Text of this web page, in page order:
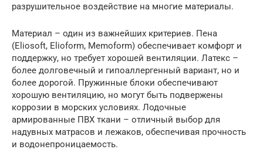
разрушительное воздействие на многие материалы.
Материал – один из важнейших критериев. Пена
(Eliosoft, Elioform, Memoform) обеспечивает комфорт и
поддержку, но требует хорошей вентиляции. Латекс –
более долговечный и гипоаллергенный вариант, но и
более дорогой. Пружинные блоки обеспечивают
хорошую вентиляцию, но могут быть подвержены
коррозии в морских условиях. Лодочные
армированные ПВХ ткани – отличный выбор для
надувных матрасов и лежаков, обеспечивая прочность
и водонепроницаемость.